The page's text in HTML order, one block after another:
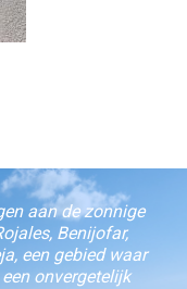
aan de zonnige
Benijofar,
een gebied waar
onvergetelijk